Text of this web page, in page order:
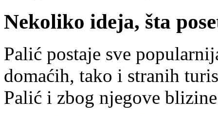
Nekoliko ideja, šta
Palić postaje sve
domaćih, tako i stranih
Palić i zbog njegove